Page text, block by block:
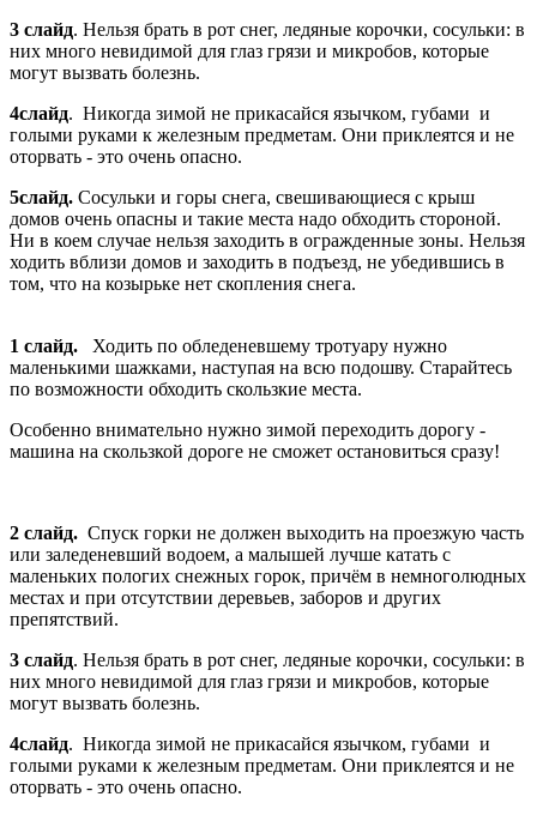
3 слайд. Нельзя брать в рот снег, ледяные корочки, сосульки: в
них много невидимой для глаз грязи и микробов, которые
могут вызвать болезнь.
4слайд. Никогда зимой не прикасайся язычком, губами и
голыми руками к железным предметам. Они приклеятся и не
оторвать - это очень опасно.
5слайд. Сосульки и горы снега, свешивающиеся с крыш
домов очень опасны и такие места надо обходить стороной.
Ни в коем случае нельзя заходить в огражденные зоны. Нельзя
ходить вблизи домов и заходить в подъезд, не убедившись в
том, что на козырьке нет скопления снега.
1 слайд. Ходить по обледеневшему тротуару нужно
маленькими шажками, наступая на всю подошву. Старайтесь
по возможности обходить скользкие места.
Особенно внимательно нужно зимой переходить дорогу -
машина на скользкой дороге не сможет остановиться сразу!
2 слайд. Спуск горки не должен выходить на проезжую часть
или заледеневший водоем, а малышей лучше катать с
маленьких пологих снежных горок, причём в немноголюдных
местах и при отсутствии деревьев, заборов и других
препятствий.
3 слайд. Нельзя брать в рот снег, ледяные корочки, сосульки: в
них много невидимой для глаз грязи и микробов, которые
могут вызвать болезнь.
4слайд. Никогда зимой не прикасайся язычком, губами и
голыми руками к железным предметам. Они приклеятся и не
оторвать - это очень опасно.